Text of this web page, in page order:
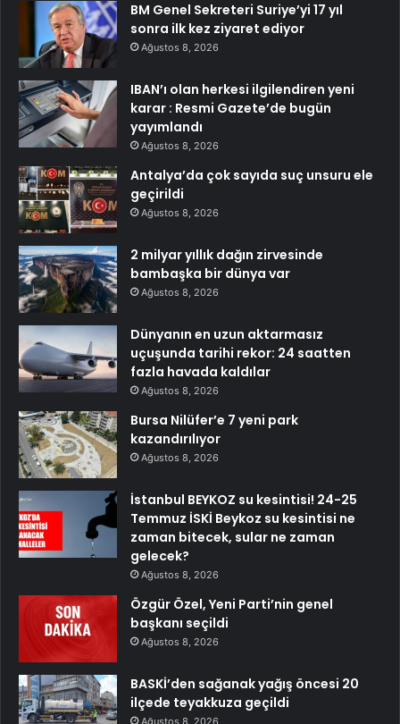
BM Genel Sekreteri Suriye’yi 17 yıl
sonra ilk kez ziyaret ediyor
Ağustos 8, 2026
IBAN’ı olan herkesi ilgilendiren yeni
karar : Resmi Gazete’de bugün
yayımlandı
Ağustos 8, 2026
Antalya’da çok sayıda suç unsuru ele
geçirildi
Ağustos 8, 2026
2 milyar yıllık dağın zirvesinde
bambaşka bir dünya var
Ağustos 8, 2026
Dünyanın en uzun aktarmasız
uçuşunda tarihi rekor: 24 saatten
fazla havada kaldılar
Ağustos 8, 2026
Bursa Nilüfer’e 7 yeni park
kazandırılıyor
Ağustos 8, 2026
İstanbul BEYKOZ su kesintisi! 24-25
Temmuz İSKİ Beykoz su kesintisi ne
zaman bitecek, sular ne zaman
gelecek?
Ağustos 8, 2026
Özgür Özel, Yeni Parti’nin genel
başkanı seçildi
Ağustos 8, 2026
BASKİ’den sağanak yağış öncesi 20
ilçede teyakkuza geçildi
Ağustos 8, 2026